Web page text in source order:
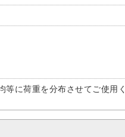
に荷重を分布させてご使用